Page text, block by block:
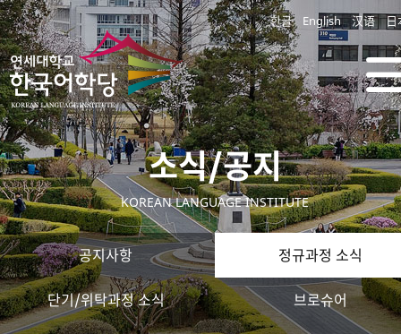
한글 English 汉语 日
소식/공지
KOREAN LANGUAGE INSTITUTE
공지사항 정규과정 소식
단기/위탁과정 소식 브로슈어